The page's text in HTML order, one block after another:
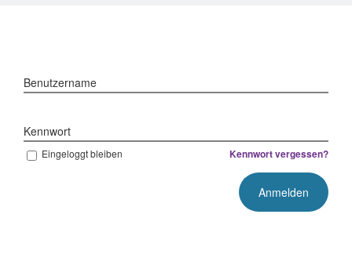
Benutzername
Kennwort
Eingeloggt bleiben Kennwort vergessen?